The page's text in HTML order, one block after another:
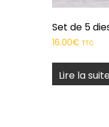
Set de 5
16.00€ TTC
Lire la